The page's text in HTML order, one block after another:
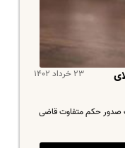
۲۳ خرداد ۱۴۰۲
صدور حکم متفاوت قاضی